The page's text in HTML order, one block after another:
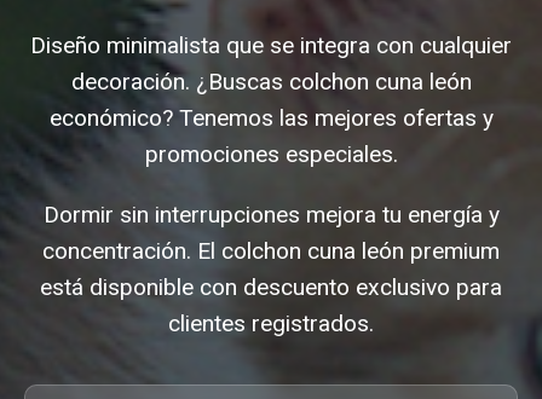
Diseño minimalista que se integra con cualquier
decoración. ¿Buscas colchon cuna león
económico? Tenemos las mejores ofertas y
promociones especiales.
Dormir sin interrupciones mejora tu energía y
concentración. El colchon cuna león premium
está disponible con descuento exclusivo para
clientes registrados.